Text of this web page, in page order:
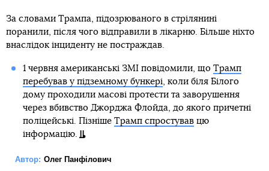
За словами Трампа, підозрюваного в стрілянині
поранили, після чого відправили в лікарню. Більше ніхто
внаслідок інциденту не постраждав.
1 червня американські ЗМІ повідомили, що Трамп
перебував у підземному бункері, коли біля Білого
дому проходили масові протести та заворушення
через вбивство Джорджа Флойда, до якого причетні
поліцейські. Пізніше Трамп спростувавцю
інформацію.
Автор: Олег Панфілович